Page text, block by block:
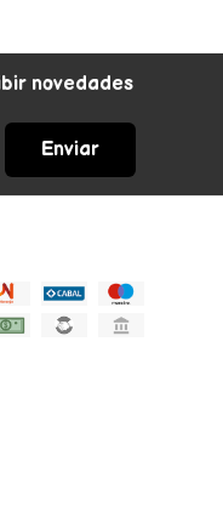
novedades
Enviar